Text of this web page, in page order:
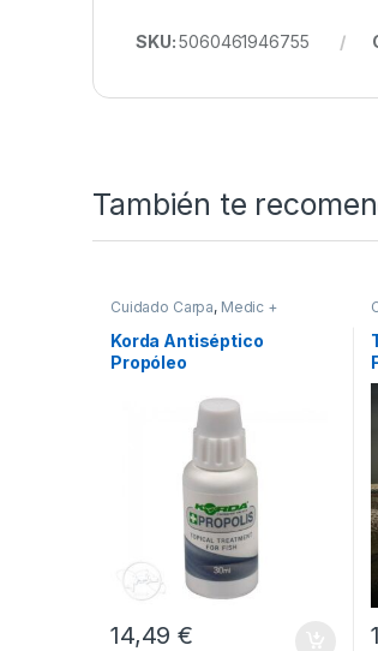
SKU:5060461946755
También te
Cuidado Carpa, Medic +
Korda Antiséptico
Propóleo
14,49€